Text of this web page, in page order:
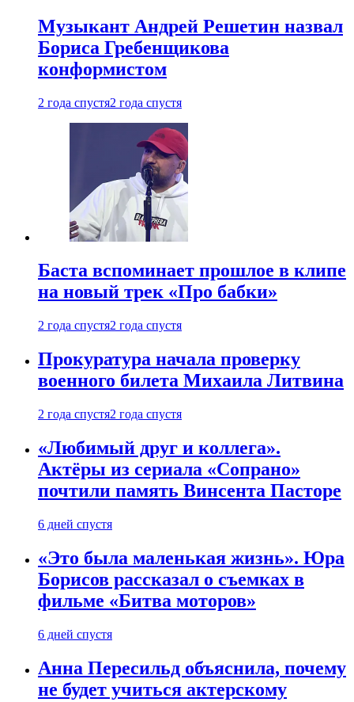
Музыкант Андрей Решетин назвал
Бориса Гребенщикова
конформистом
2 года спустя2 года спустя
Баста вспоминает прошлое в клипе
на новый трек «Про бабки»
2 года спустя2 года спустя
Прокуратура начала проверку
военного билета Михаила Литвина
2 года спустя2 года спустя
«Любимый друг и коллега».
Актёры из сериала «Сопрано»
почтили память Винсента Пасторе
6 дней спустя
«Это была маленькая жизнь». Юра
Борисов рассказал о съемках в
фильме «Битва моторов»
6 дней спустя
Анна Пересильд объяснила, почему
не будет учиться актерскому